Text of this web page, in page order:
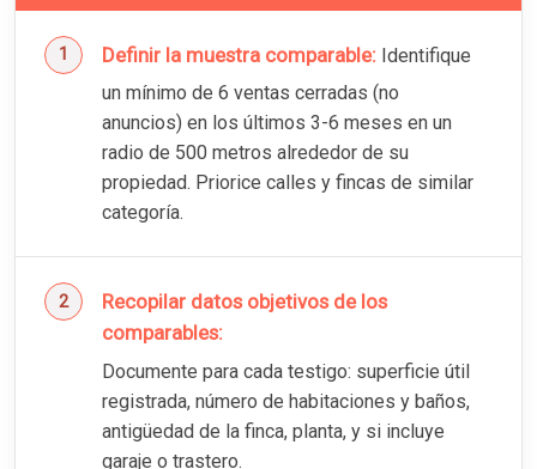
Definir la muestra comparable: Identifique
un mínimo de 6 ventas cerradas (no
anuncios) en los últimos 3-6 meses en un
radio de 500 metros alrededor de su
propiedad. Priorice calles y fincas de similar
categoría.
Recopilar datos objetivos de los
comparables:
Documente para cada testigo: superficie útil
registrada, número de habitaciones y baños,
antigüedad de la finca, planta, y si incluye
garaje o trastero.